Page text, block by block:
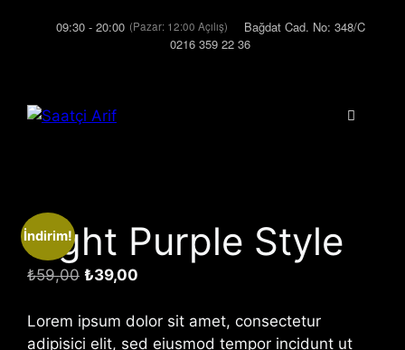
09:30 - 20:00 (Pazar: 12:00 Açılış)
Bağdat Cad. No: 348/C
0216 359 22 36
İndirim!
Light Purple Style
₺59,00 Orijinal
₺59,00.
₺39,00
fiyat:
₺39,00.
Lorem ipsum dolor sit amet, consectetur
adipisici elit, sed eiusmod tempor incidunt ut